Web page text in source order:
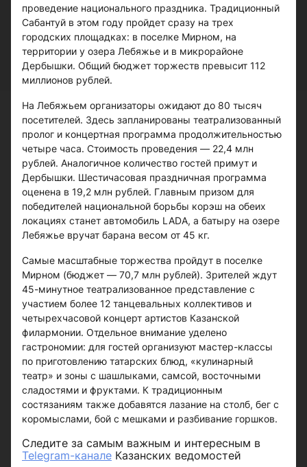
проведение национального праздника. Традиционный
Сабантуй в этом году пройдет сразу на трех
городских площадках: в поселке Мирном, на
территории у озера Лебяжье и в микрорайоне
Дербышки. Общий бюджет торжеств превысит 112
миллионов рублей.
На Лебяжьем организаторы ожидают до 80 тысяч
посетителей. Здесь запланированы театрализованный
пролог и концертная программа продолжительностью
четыре часа. Стоимость проведения — 22,4 млн
рублей. Аналогичное количество гостей примут и
Дербышки. Шестичасовая праздничная программа
оценена в 19,2 млн рублей. Главным призом для
победителей национальной борьбы корэш на обеих
локациях станет автомобиль LADA, а батыру на озере
Лебяжье вручат барана весом от 45 кг.
Самые масштабные торжества пройдут в поселке
Мирном (бюджет — 70,7 млн рублей). Зрителей ждут
45-минутное театрализованное представление с
участием более 12 танцевальных коллективов и
четырехчасовой концерт артистов Казанской
филармонии. Отдельное внимание уделено
гастрономии: для гостей организуют мастер-классы
по приготовлению татарских блюд, «кулинарный
театр» и зоны с шашлыками, самсой, восточными
сладостями и фруктами. К традиционным
состязаниям также добавятся лазание на столб, бег с
коромыслами, бой с мешками и разбивание горшков.
Следите за самым важным и интересным в
Telegram-канале Казанских ведомостей